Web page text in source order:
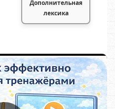
Дополнительная
лексика